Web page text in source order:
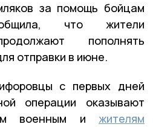
за помощь бойцам
что жители
пополнять
отправки в июне.
с первых дней
операции оказывают
военным и жителям